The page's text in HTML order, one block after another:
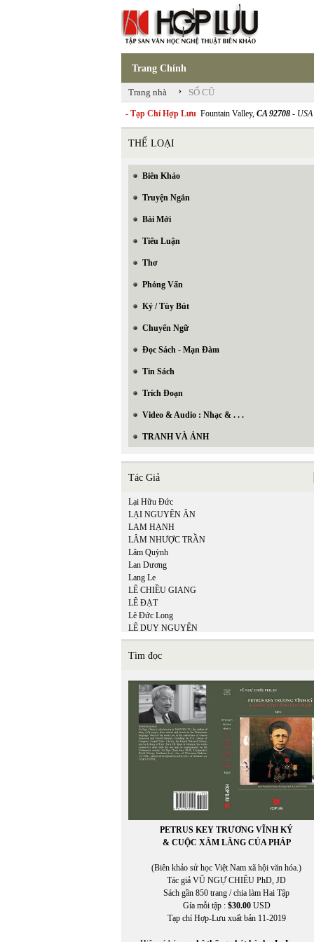
Trang Chính
Trang nhà › SỐ CŨ
- Tạp Chí Hợp Lưu Fountain Valley, CA 92708 - USA
THỂ LOẠI
Biên Khảo
Truyện Ngắn
Bài Mới
Tiểu Luận
Thơ
Phỏng Vấn
Ký / Tùy Bút
Chuyển Ngữ
Đọc Sách - Mạn Đàm
Tin Sách
Trích Đoạn
Video & Audio : Nhạc & . . .
TRANH VÀ ẢNH
Tác Giả
Lại Hữu Đức
LẠI NGUYÊN ÂN
LAM HẠNH
LÂM NHƯỢC TRẦN
Lâm Quỳnh
Lan Dương
Lang Le
LÊ CHIỀU GIANG
LÊ ĐẠT
Lê Đức Long
LÊ DUY NGUYÊN
LÊ GIANG TRẦN
lê hữu
Lê Minh Hiền
LÊ MINH HIỂN
LÊ MINH NHỰT
LÊ MINH PHONG
Lê Ngân Hằng
Lê Nguyệt Minh
Lê Nho Quế Sơn
Lê Phong Quan
Lê Thị Dương
LÊ THỊ HUỆ
Lê Thị Thanh Thảo
Lê Thị Thanh Thảo chuyển ngữ
LÊ THỜI TÂN
LÊ VĂN HIẾU
Tìm đọc
PETRUS KEY TRƯƠNG VĨNH KÝ
& CUỘC XÂM LĂNG CỦA PHÁP
(Biên khảo sử học Việt Nam xã hội văn hóa.)
Tác giả VŨ NGỰ CHIÊU PhD, JD
Sách gần 850 trang / chia làm Hai Tập
Gía mỗi tập : $30.00USD
Tạp chí Hợp-Lưu xuất bản 11-2019